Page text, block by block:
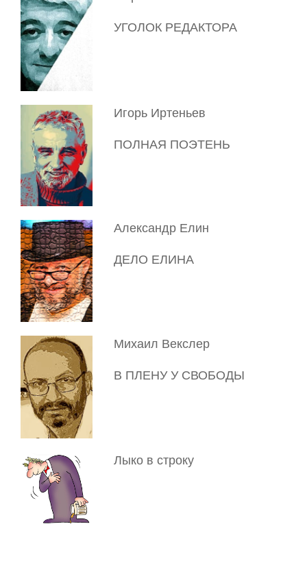
УГОЛОК РЕДАКТОРА
Игорь Иртеньев
ПОЛНАЯ ПОЭТЕНЬ
Александр Елин
ДЕЛО ЕЛИНА
Михаил Векслер
В ПЛЕНУ У СВОБОДЫ
Лыко в строку